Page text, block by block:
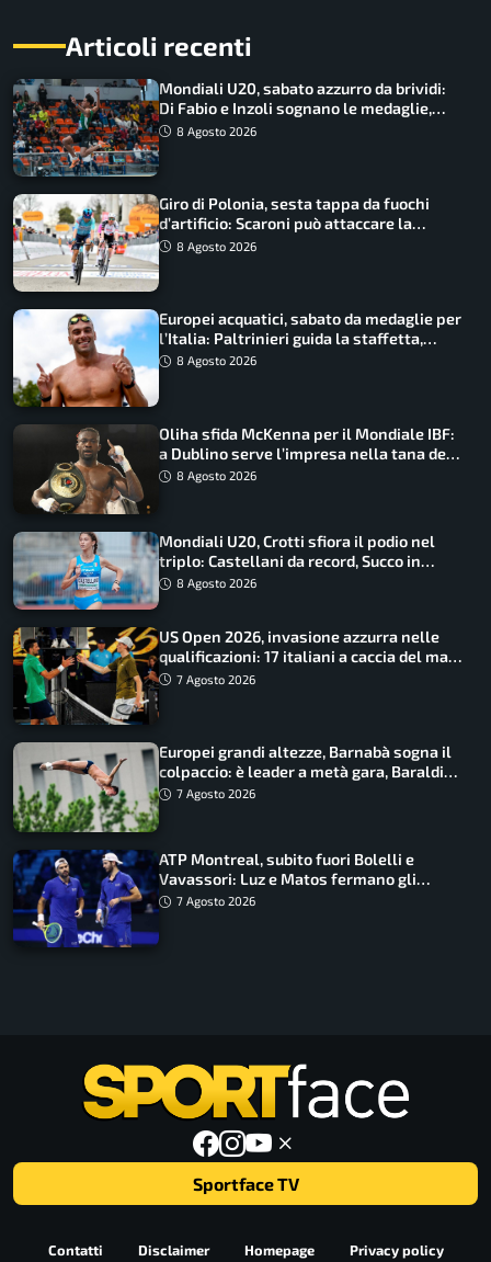
Articoli recenti
Mondiali U20, sabato azzurro da brividi:
Di Fabio e Inzoli sognano le medaglie,
Castellani e Succo in finale
8 Agosto 2026
Giro di Polonia, sesta tappa da fuochi
d’artificio: Scaroni può attaccare la
maglia di Lemmen
8 Agosto 2026
Europei acquatici, sabato da medaglie per
l’Italia: Paltrinieri guida la staffetta,
Barnabà sogna l’oro dalle grandi altezze
8 Agosto 2026
Oliha sfida McKenna per il Mondiale IBF:
a Dublino serve l’impresa nella tana del
lupo8 Agosto 2026
Mondiali U20, Crotti sfiora il podio nel
triplo: Castellani da record, Succo in
finale
8 Agosto 2026
US Open 2026, invasione azzurra nelle
qualificazioni: 17 italiani a caccia del main
draw7 Agosto 2026
Europei grandi altezze, Barnabà sogna il
colpaccio: è leader a metà gara, Baraldi
ancora in corsa
7 Agosto 2026
ATP Montreal, subito fuori Bolelli e
Vavassori: Luz e Matos fermano gli
azzurri
7 Agosto 2026
Sportface TV
Contatti Disclaimer Homepage Privacy policy